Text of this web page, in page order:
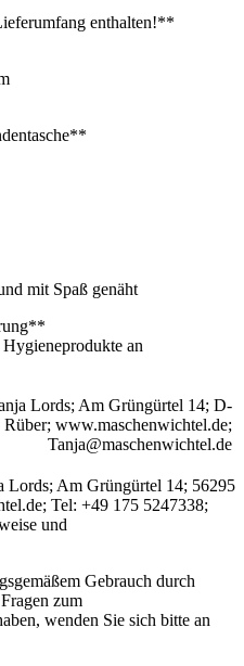
enthalten!**
mit Spaß genäht
an
Lords; Am Grüngürtel 14; D-
Rüber; www.maschenwichtel.de;
Tanja@maschenwichtel.de
Lords; Am Grüngürtel 14; 56295
Tel: +49 175 5247338;
und
Gebrauch durch
zum
wenden Sie sich bitte an